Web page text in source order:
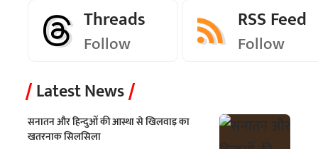
Threads
Follow
RSS Feed
Follow
Latest News
सनातन और हिन्दुओं की आस्था से खिलवाड़ का
खतरनाक सिलसिला